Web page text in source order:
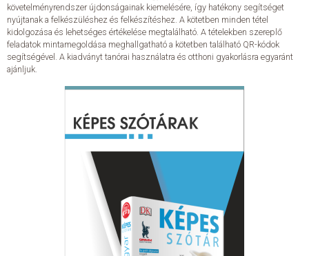
követelményrendszer újdonságainak kiemelésére, így hatékony segítséget
nyújtanak a felkészüléshez és felkészítéshez. A kötetben minden tétel
kidolgozása és lehetséges értékelése megtalálható. A tételekben szereplő
feladatok mintamegoldása meghallgatható a kötetben található QR-kódok
segítségével. A kiadványt tanórai használatra és otthoni gyakorlásra egyaránt
ajánljuk.